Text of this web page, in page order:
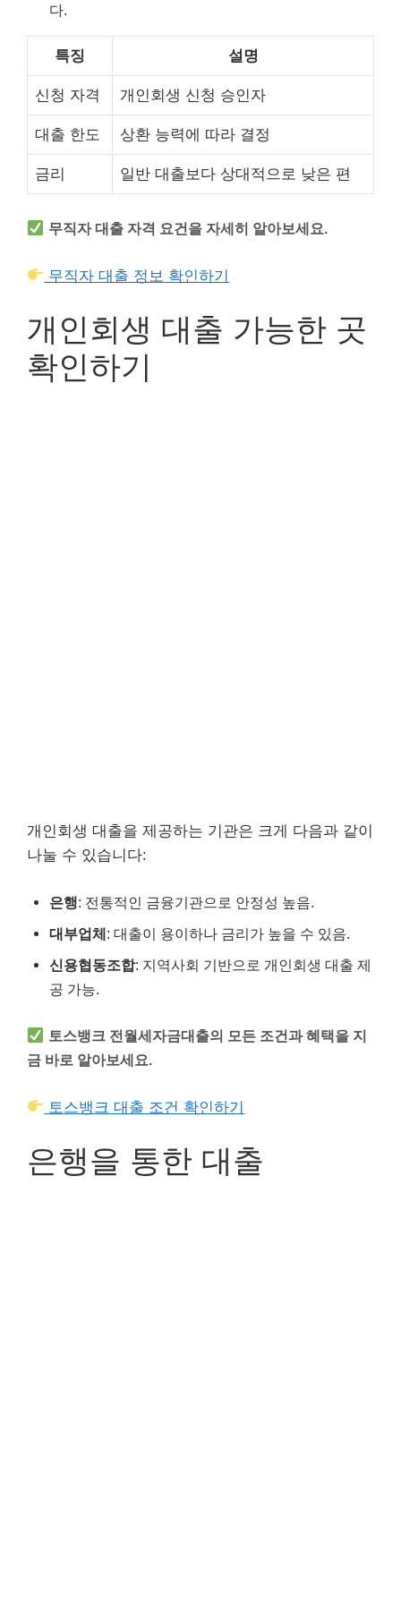
다.
특징 설명
신청 자격 개인회생 신청 승인자
대출 한도 상환 능력에 따라 결정
금리 일반 대출보다 상대적으로 낮은 편
무직자 대출 자격 요건을 자세히 알아보세요.
무직자 대출 정보 확인하기
개인회생 대출 가능한 곳
확인하기
개인회생 대출을 제공하는 기관은 크게 다음과 같이
나눌 수 있습니다:
은행: 전통적인 금융기관으로 안정성 높음.
대부업체: 대출이 용이하나 금리가 높을 수 있음.
신용협동조합: 지역사회 기반으로 개인회생 대출 제
공 가능.
토스뱅크 전월세자금대출의 모든 조건과 혜택을 지
금 바로 알아보세요.
토스뱅크 대출 조건 확인하기
은행을 통한 대출